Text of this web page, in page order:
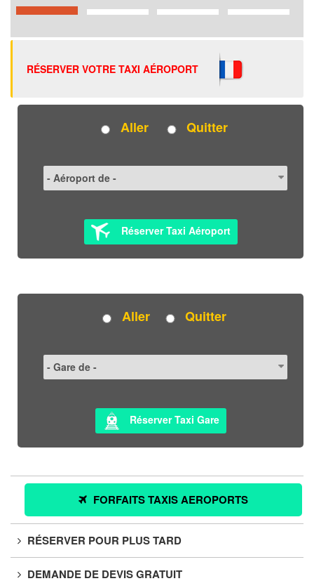
RÉSERVER VOTRE TAXI AÉROPORT
Aller Quitter
Réserver Taxi Aéroport
Aller Quitter
Réserver Taxi Gare
FORFAITS TAXIS AEROPORTS
RÉSERVER POUR PLUS TARD
DEMANDE DE DEVIS GRATUIT